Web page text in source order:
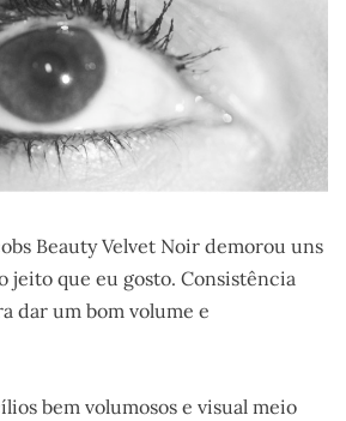
Beauty Velvet Noir demorou uns
jeito que eu gosto. Consistência
dar um bom volume e
bem volumosos e visual meio